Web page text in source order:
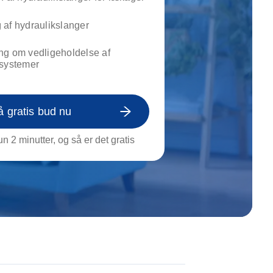
af genstande
af hydraulikslanger
om vedligeholdelse af
gratis bud nu
2 minutter, og så er det gratis